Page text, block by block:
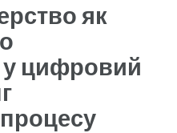
як
цифровий